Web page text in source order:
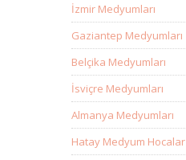
İzmir Medyumları
Gaziantep Medyumları
Belçika Medyumları
İsviçre Medyumları
Almanya Medyumları
Hatay Medyum Hocalar